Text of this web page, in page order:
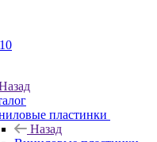
пластинки
Назад